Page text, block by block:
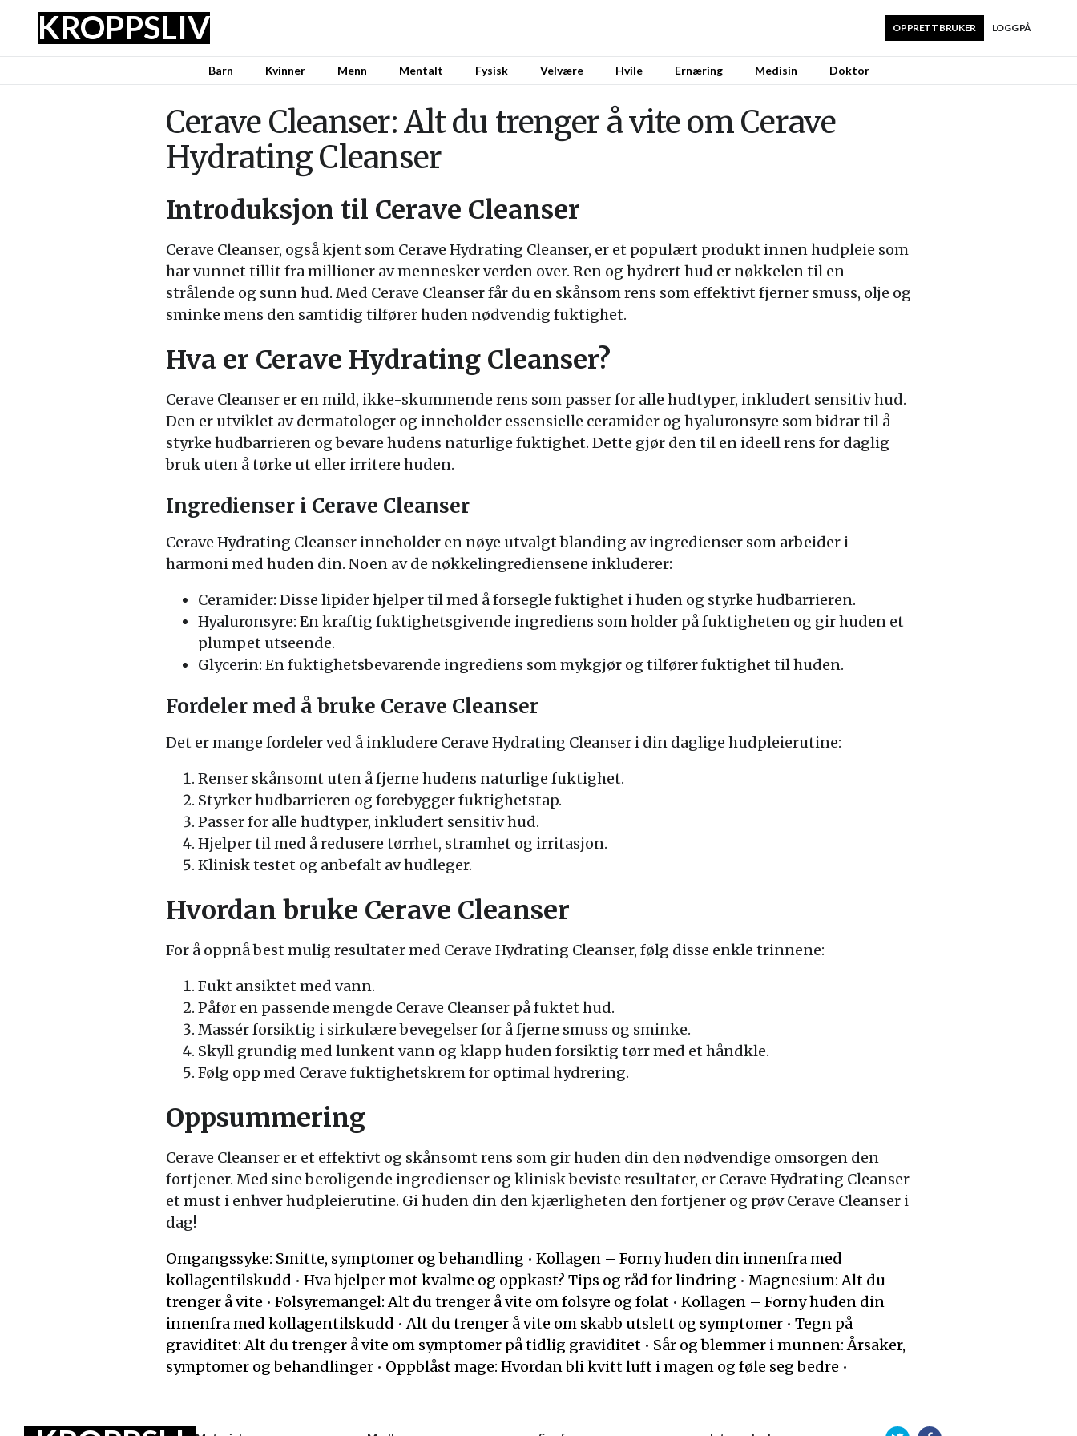
KROPPSLIV LOGG PÅ
OPPRETT BRUKER
Barn Kvinner Menn Mentalt Fysisk Velvære Hvile Ernæring Medisin Doktor
Cerave Cleanser: Alt du trenger å vite om Cerave
Hydrating Cleanser
Introduksjon til Cerave Cleanser
Cerave Cleanser, også kjent som Cerave Hydrating Cleanser, er et populært produkt innen hudpleie som
har vunnet tillit fra millioner av mennesker verden over. Ren og hydrert hud er nøkkelen til en
strålende og sunn hud. Med Cerave Cleanser får du en skånsom rens som effektivt fjerner smuss, olje og
sminke mens den samtidig tilfører huden nødvendig fuktighet.
Hva er Cerave Hydrating Cleanser?
Cerave Cleanser er en mild, ikke-skummende rens som passer for alle hudtyper, inkludert sensitiv hud.
Den er utviklet av dermatologer og inneholder essensielle ceramider og hyaluronsyre som bidrar til å
styrke hudbarrieren og bevare hudens naturlige fuktighet. Dette gjør den til en ideell rens for daglig
bruk uten å tørke ut eller irritere huden.
Ingredienser i Cerave Cleanser
Cerave Hydrating Cleanser inneholder en nøye utvalgt blanding av ingredienser som arbeider i
harmoni med huden din. Noen av de nøkkelingrediensene inkluderer:
Ceramider: Disse lipider hjelper til med å forsegle fuktighet i huden og styrke hudbarrieren.
Hyaluronsyre: En kraftig fuktighetsgivende ingrediens som holder på fuktigheten og gir huden et
plumpet utseende.
Glycerin: En fuktighetsbevarende ingrediens som mykgjør og tilfører fuktighet til huden.
Fordeler med å bruke Cerave Cleanser
Det er mange fordeler ved å inkludere Cerave Hydrating Cleanser i din daglige hudpleierutine:
Renser skånsomt uten å fjerne hudens naturlige fuktighet.
Styrker hudbarrieren og forebygger fuktighetstap.
Passer for alle hudtyper, inkludert sensitiv hud.
Hjelper til med å redusere tørrhet, stramhet og irritasjon.
Klinisk testet og anbefalt av hudleger.
Hvordan bruke Cerave Cleanser
For å oppnå best mulig resultater med Cerave Hydrating Cleanser, følg disse enkle trinnene:
Fukt ansiktet med vann.
Påfør en passende mengde Cerave Cleanser på fuktet hud.
Massér forsiktig i sirkulære bevegelser for å fjerne smuss og sminke.
Skyll grundig med lunkent vann og klapp huden forsiktig tørr med et håndkle.
Følg opp med Cerave fuktighetskrem for optimal hydrering.
Oppsummering
Cerave Cleanser er et effektivt og skånsomt rens som gir huden din den nødvendige omsorgen den
fortjener. Med sine beroligende ingredienser og klinisk beviste resultater, er Cerave Hydrating Cleanser
et must i enhver hudpleierutine. Gi huden din den kjærligheten den fortjener og prøv Cerave Cleanser i
dag!
Omgangssyke: Smitte, symptomer og behandling • Kollagen – Forny huden din innenfra med
kollagentilskudd • Hva hjelper mot kvalme og oppkast? Tips og råd for lindring • Magnesium: Alt du
trenger å vite • Folsyremangel: Alt du trenger å vite om folsyre og folat • Kollagen – Forny huden din
innenfra med kollagentilskudd •Alt du trenger å vite om skabb utslett og symptomer • Tegn på
graviditet: Alt du trenger å vite om symptomer på tidlig graviditet • Sår og blemmer i munnen: Årsaker,
symptomer og behandlinger • Oppblåst mage: Hvordan bli kvitt luft i magen og føle seg bedre •